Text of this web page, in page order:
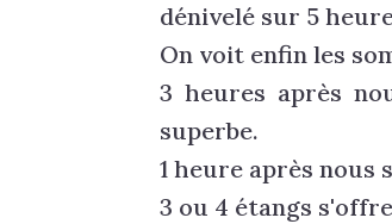
dénivelé sur 5
On voit enfin les
3 heures après
superbe.
1 heure après nous
3 ou 4 étangs